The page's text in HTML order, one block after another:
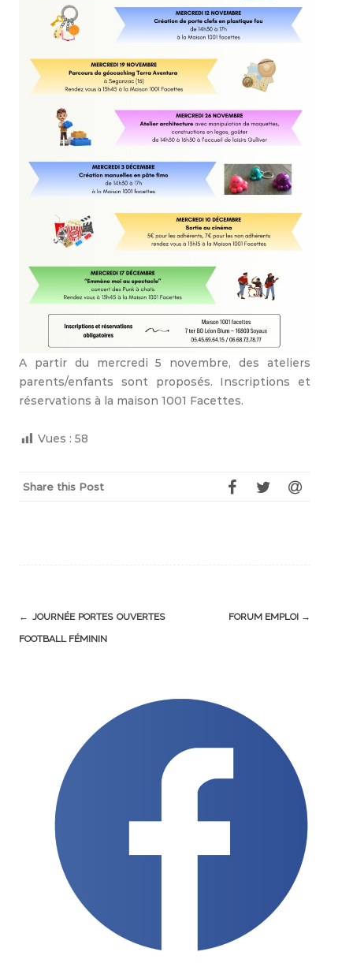
A partir du mercredi 5 novembre, des ateliers
parents/enfants sont proposés. Inscriptions et
réservations à la maison 1001 Facettes.
Vues : 58
Share this Post
Post
navigation
← JOURNÉE PORTES OUVERTES
FOOTBALL FÉMININ
FORUM EMPLOI →